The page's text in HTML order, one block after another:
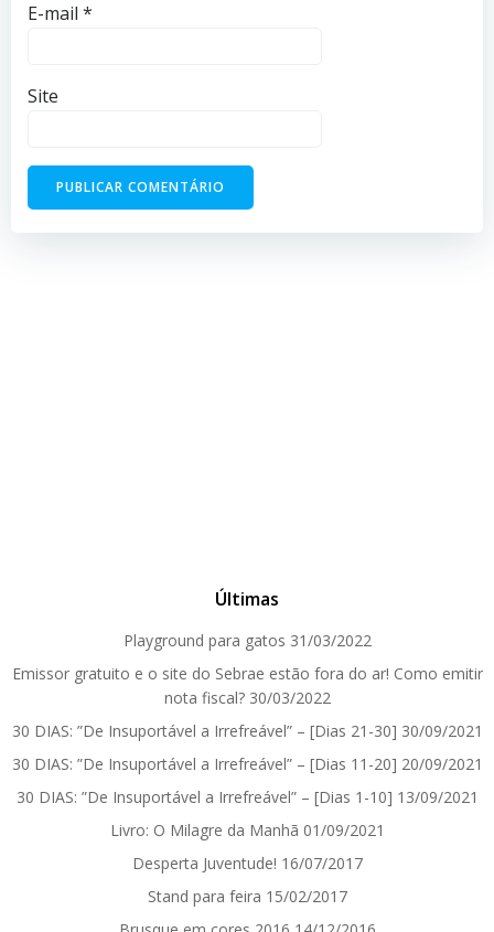
E-mail *
Site
Últimas
Playground para gatos 31/03/2022
Emissor gratuito e o site do Sebrae estão fora do ar! Como emitir
nota fiscal? 30/03/2022
30 DIAS: ”De Insuportável a Irrefreável” – [Dias 21-30] 30/09/2021
30 DIAS: ”De Insuportável a Irrefreável” – [Dias 11-20] 20/09/2021
30 DIAS: ”De Insuportável a Irrefreável” – [Dias 1-10] 13/09/2021
Livro: O Milagre da Manhã 01/09/2021
Desperta Juventude! 16/07/2017
Stand para feira 15/02/2017